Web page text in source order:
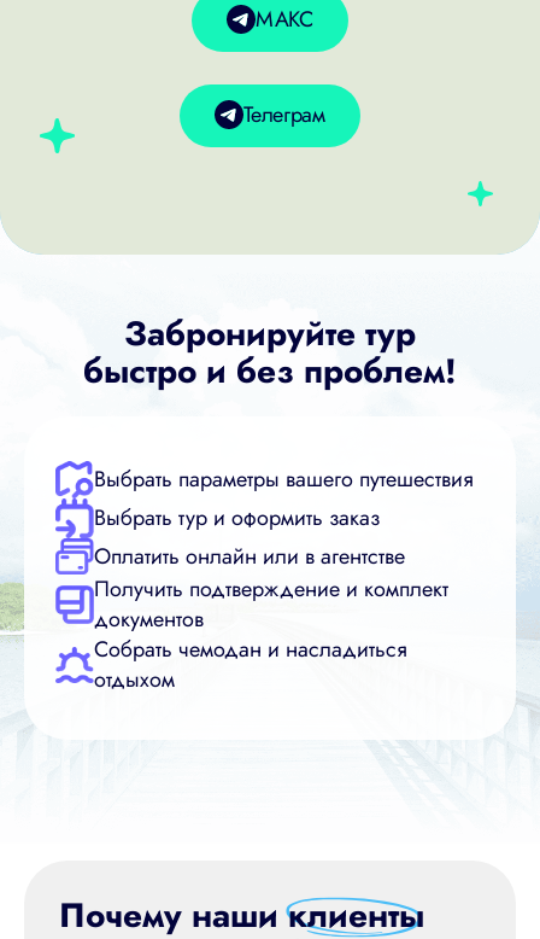
МАКС
Телеграм
Забронируйте тур
быстро и без проблем!
Выбрать параметры вашего путешествия
Выбрать тур и оформить заказ
Оплатить онлайн или в агентстве
Получить подтверждение и комплект
документов
Собрать чемодан и насладиться
отдыхом
Почему нашиклиенты